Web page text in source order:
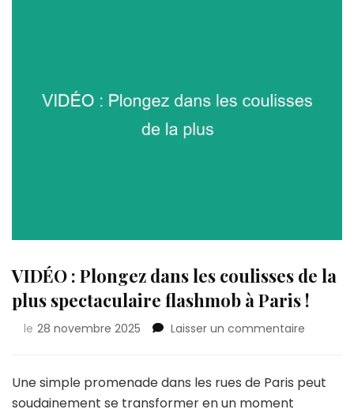
VIDÉO : Plongez dans les coulisses de la
plus spectaculaire flashmob à Paris !
le 28 novembre 2025 Laisser un commentaire
Plongez
Une simple promenade dans les rues de Paris peut
soudainement se transformer en un moment